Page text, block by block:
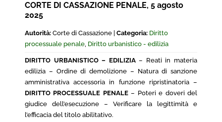
CORTE DI CASSAZIONE PENALE, 5 agosto
2025
Autorità: Corte di Cassazione | Categoria: Diritto
processuale penale, Diritto urbanistico - edilizia
DIRITTO URBANISTICO – EDILIZIA– Reati in materia
edilizia – Ordine di demolizione – Natura di sanzione
amministrativa accessoria in funzione ripristinatoria –
DIRITTO PROCESSUALE PENALE– Poteri e doveri del
giudice dell’esecuzione – Verificare la legittimità e
l’efficacia del titolo abilitativo.